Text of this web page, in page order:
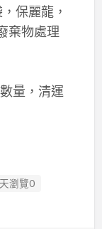
保麗龍，
棄物處理
量，清運
瀏覽0